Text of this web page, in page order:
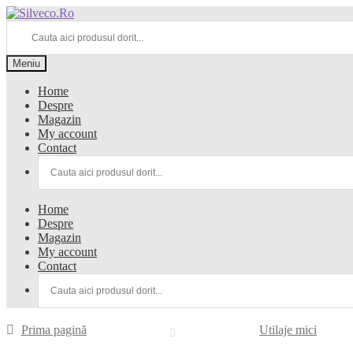
Meniu
Home
Despre
Magazin
My account
Contact
Home
Despre
Magazin
My account
Contact
Prima pagină
Utilaje mici